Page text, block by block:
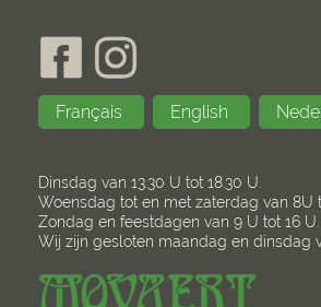
Français English
Dinsdag van 13.30 U tot 18.30 U.
Woensdag tot en met zaterdag van 8U
Zondag en feestdagen van 9 U tot 16 U.
Wij zijn gesloten maandag en dinsdag